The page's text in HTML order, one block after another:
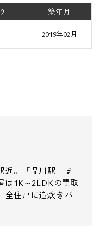
築年月
2019年02月
近。「品川駅」ま
は1K～2LDKの間取
全住戸に追炊きバ